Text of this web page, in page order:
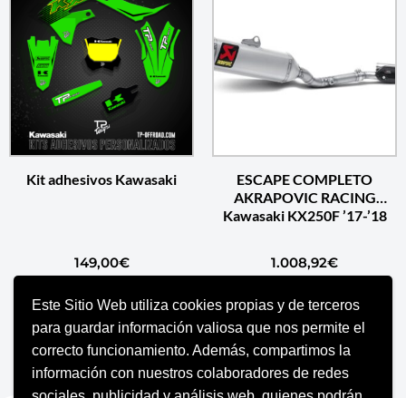
Este Sitio Web utiliza cookies propias y de terceros
para guardar información valiosa que nos permite el
correcto funcionamiento. Además, compartimos la
información con nuestros colaboradores de redes
Kit adhesivos Kawasaki
149,00€
AÑADIR AL CARRITO
ESCAPE COMPLETO
AKRAPOVIC RACING
Kawasaki KX250F ’17-’18
1.008,92€
AÑADIR AL CARRITO